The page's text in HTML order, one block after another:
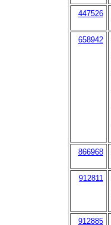
447526
658942
866968
912811
912885